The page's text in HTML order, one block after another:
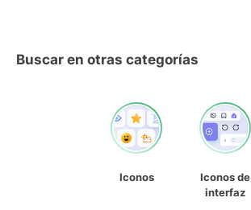
Buscar en otras categorías
Iconos
Iconos de
interfaz